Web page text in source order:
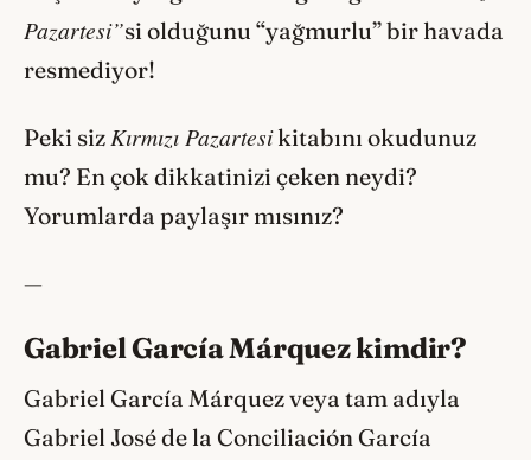
Pazartesi”si olduğunu “yağmurlu” bir havada
resmediyor!
Peki sizKırmızı Pazartesikitabını okudunuz
mu? En çok dikkatinizi çeken neydi?
Yorumlarda paylaşır mısınız?
—
Gabriel García Márquez kimdir?
Gabriel García Márquez veya tam adıyla
Gabriel José de la Conciliación García